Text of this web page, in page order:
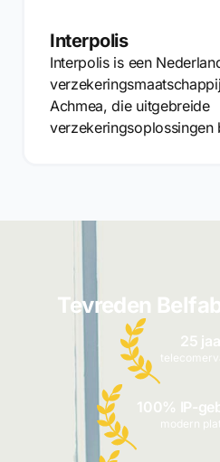
Interpolis
Interpolis is een
Achmea, die uitgebreide
verzekeringsoplossingen
Tevreden
25
100% IP-
modern